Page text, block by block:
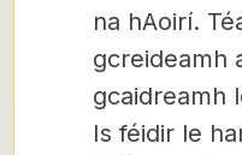
na hAoirí.
gcreideamh
gcaidreamh
Is féidir le